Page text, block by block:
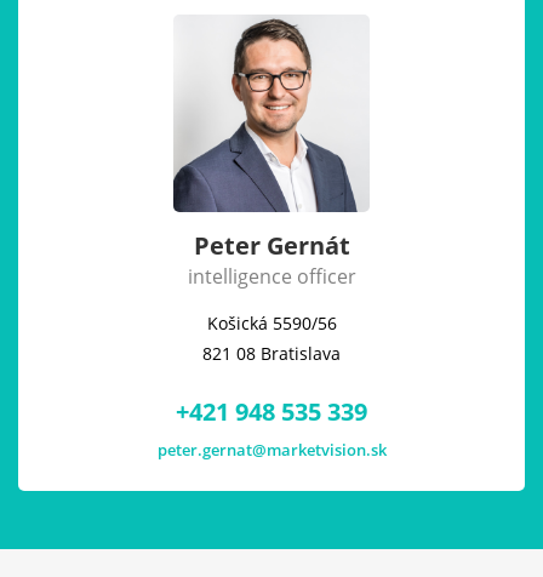
Peter Gernát
intelligence officer
Košická 5590/56
821 08 Bratislava
+421 948 535 339
peter.gernat@marketvision.sk